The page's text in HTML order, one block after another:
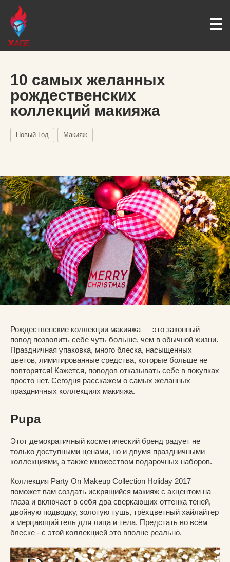
10 самых желанных
рождественских
коллекций макияжа
Новый Год Макияж
Рождественские коллекции макияжа — это законный
повод позволить себе чуть больше, чем в обычной жизни.
Праздничная упаковка, много блеска, насыщенных
цветов, лимитированные средства, которые больше не
повторятся! Кажется, поводов отказывать себе в покупках
просто нет. Сегодня расскажем о самых желанных
праздничных коллекциях макияжа.
Pupa
Этот демократичный косметический бренд радует не
только доступными ценами, но и двумя праздничными
коллекциями, а также множеством подарочных наборов.
Коллекция Party On Makeup Collection Holiday 2017
поможет вам создать искрящийся макияж с акцентом на
глаза и включает в себя два сверкающих оттенка теней,
двойную подводку, золотую тушь, трёхцветный хайлайтер
и мерцающий гель для лица и тела. Предстать во всём
блеске - с этой коллекцией это вполне реально.